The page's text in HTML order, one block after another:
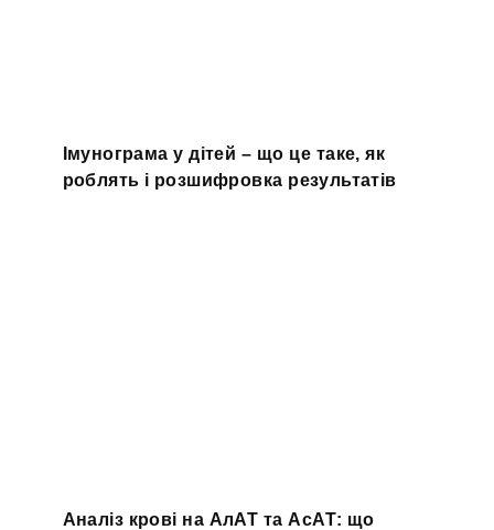
Імунограма у дітей – що це таке, як
роблять і розшифровка результатів
Аналіз крові на АлАТ та АсАТ: що